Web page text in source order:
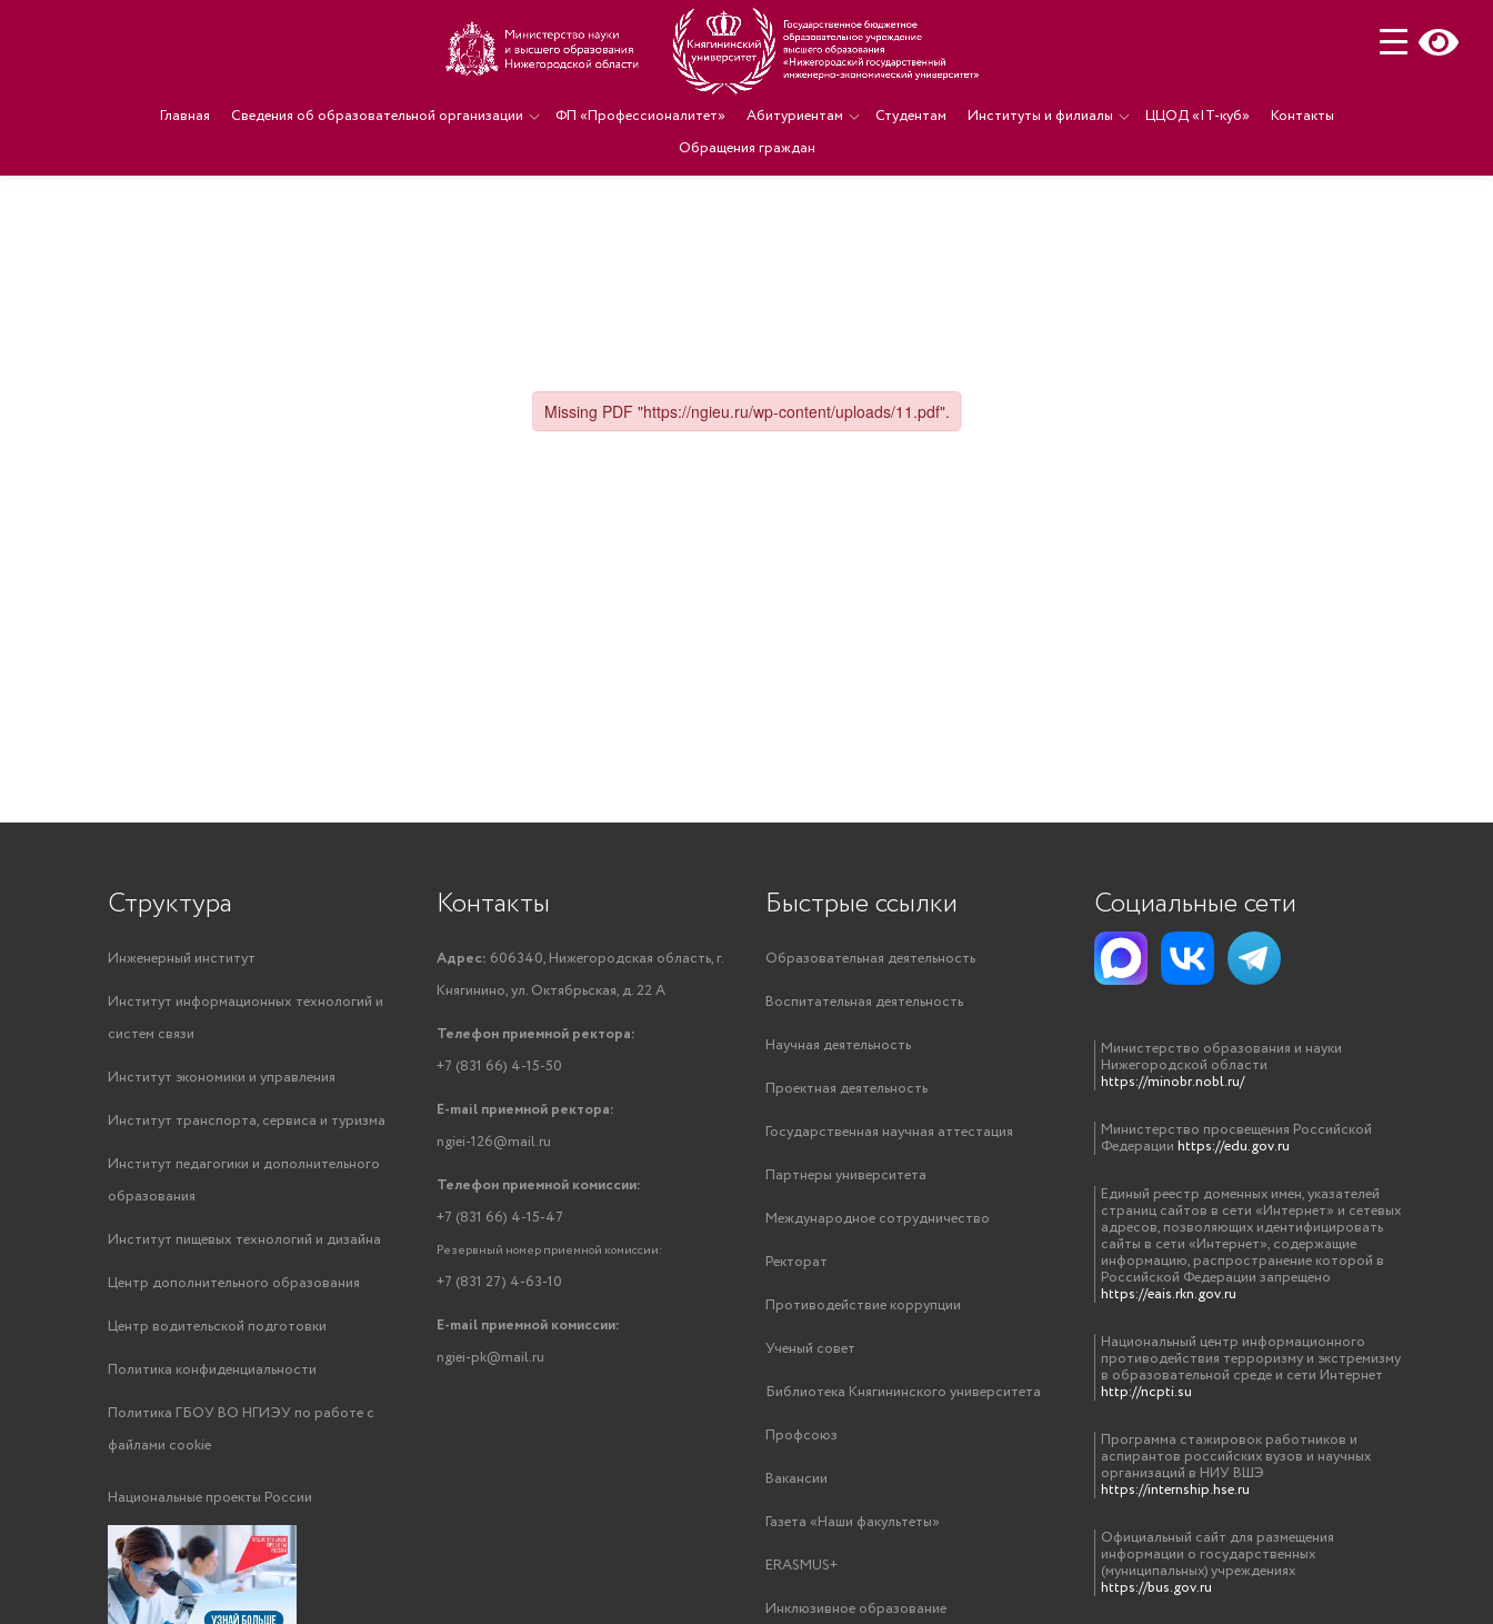
Главная Сведения об образовательной организации ФП «Профессионалитет» Абитуриентам Студентам Институты и филиалы ЦЦОД «IT-куб»
Контакты
Обращения граждан
Структура
Инженерный институт
Институт информационных технологий и
систем связи
Институт экономики и управления
Институт транспорта, сервиса и туризма
Институт педагогики и дополнительного
образования
Институт пищевых технологий и дизайна
Центр дополнительного образования
Центр водительской подготовки
Политика конфиденциальности
Политика ГБОУ ВО НГИЭУ по работе с
файлами cookie
Национальные проекты России
Контакты
Адрес: 606340, Нижегородская область, г.
Княгинино, ул. Октябрьская, д. 22 А
Телефон приемной ректора:
+7 (831 66) 4-15-50
E-mail приемной ректора:
ngiei-126@mail.ru
Телефон приемной комиссии:
+7 (831 66) 4-15-47
Резервный номер приемной комиссии:
+7 (831 27) 4-63-10
E-mail приемной комиссии:
ngiei-pk@mail.ru
Быстрые ссылки
Образовательная деятельность
Воспитательная деятельность
Научная деятельность
Проектная деятельность
Государственная научная аттестация
Партнеры университета
Международное сотрудничество
Ректорат
Противодействие коррупции
Ученый совет
Библиотека Княгининского университета
Профсоюз
Вакансии
Газета «Наши факультеты»
ERASMUS+
Инклюзивное образование
Социальные сети
Министерство образования и науки
Нижегородской области
https://minobr.nobl.ru/
Министерство просвещения Российской
Федерации https://edu.gov.ru
Единый реестр доменных имен, указателей
страниц сайтов в сети «Интернет» и сетевых
адресов, позволяющих идентифицировать
сайты в сети «Интернет», содержащие
информацию, распространение которой в
Российской Федерации запрещено
https://eais.rkn.gov.ru
Национальный центр информационного
противодействия терроризму и экстремизму
в образовательной среде и сети Интернет
http://ncpti.su
Программа стажировок работников и
аспирантов российских вузов и научных
организаций в НИУ ВШЭ
https://internship.hse.ru
Официальный сайт для размещения
информации о государственных
(муниципальных) учреждениях
https://bus.gov.ru